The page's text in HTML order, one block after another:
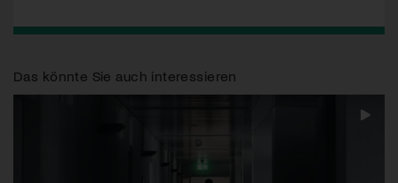
Das könnte Sie auch interessieren